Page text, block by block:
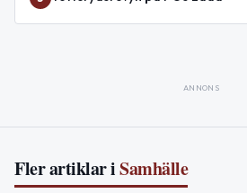
ANNONS
Fler artiklar iSamhälle